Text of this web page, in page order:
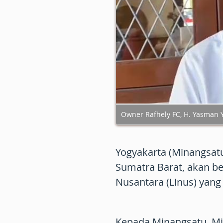
Owner Rafhely FC, H. Yasman
Yogyakarta
Sumatra Barat, akan
Nusantara (Linus)